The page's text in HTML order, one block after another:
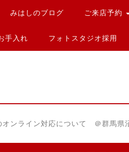
みはしのブログ ご来店予約
手入れ フォトスタジオ採用
オンライン対応について ＠群馬県